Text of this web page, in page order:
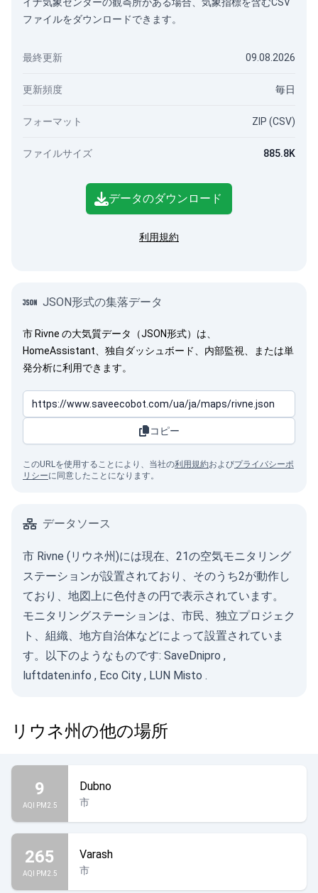
ファイルをダウンロードできます。
最終更新 09.08.2026
更新頻度 毎日
フォーマット ZIP (CSV)
ファイルサイズ 885.8K
データのダウンロード
利用規約
JSON形式の集落データ
市 Rivne の大気質データ（JSON形式）は、
HomeAssistant、独自ダッシュボード、内部監視、または単
発分析に利用できます。
コピー
このURLを使用することにより、当社の利用規約およびプライバシーポ
リシーに同意したことになります。
データソース
市 Rivne (リウネ州)には現在、21の空気モニタリング
ステーションが設置されており、そのうち2が動作し
ており、地図上に色付きの円で表示されています。
モニタリングステーションは、市民、独立プロジェク
ト、組織、地方自治体などによって設置されていま
す。以下のようなものです: SaveDnipro ,
luftdaten.info , Eco City , LUN Misto .
リウネ州の他の場所
9
AQI PM2.5
Dubno
市
265
AQI PM2.5
Varash
市